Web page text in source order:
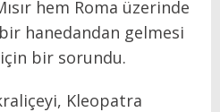
hem Roma üzerinde
hanedandan gelmesi
bir sorundu.
Kleopatra